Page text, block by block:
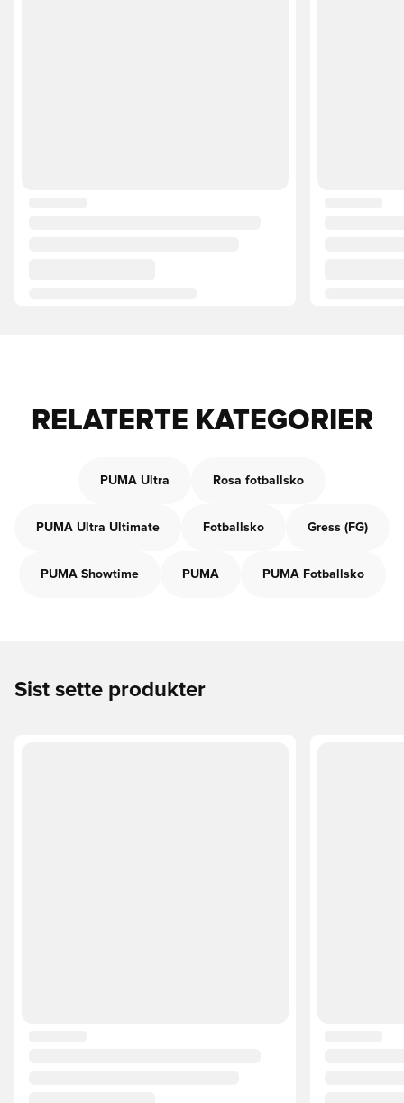
RELATERTE KATEGORIER
PUMA Ultra Rosa fotballsko
PUMA Ultra Ultimate Fotballsko Gress (FG)
PUMA Showtime PUMA PUMA Fotballsko
Sist sette produkter